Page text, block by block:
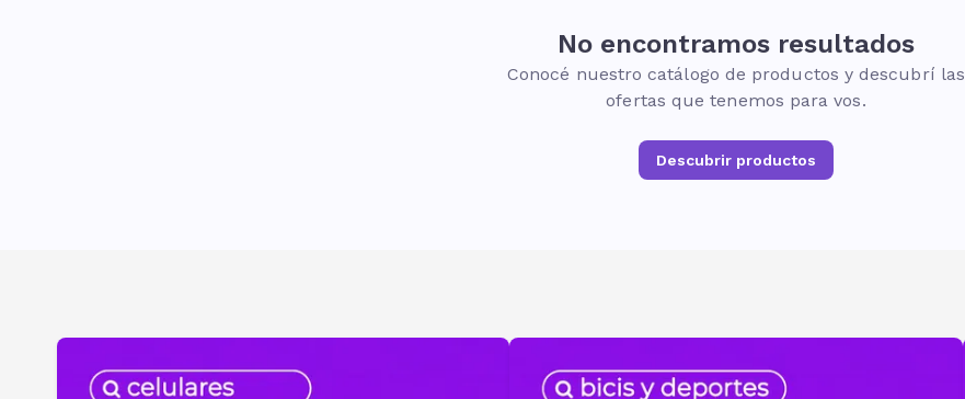
No encontramos resultados
Conocé nuestro catálogo de productos y descubrí las
ofertas que tenemos para vos.
Descubrir productos